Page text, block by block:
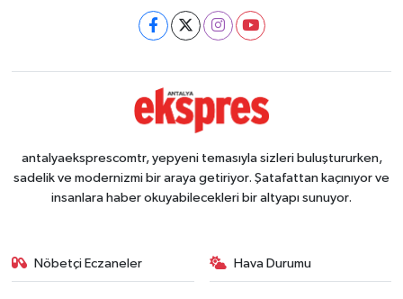
antalyaeksprescomtr, yepyeni temasıyla sizleri buluştururken,
sadelik ve modernizmi bir araya getiriyor. Şatafattan kaçınıyor ve
insanlara haber okuyabilecekleri bir altyapı sunuyor.
Nöbetçi Eczaneler Hava Durumu